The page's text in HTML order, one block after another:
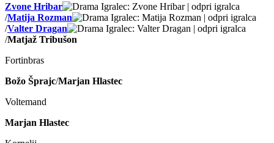
Zvone Hribar
/Matija Rozman
/Valter Dragan
/Matjaž Tribušon
Fortinbras
Božo Šprajc/Marjan Hlastec
Voltemand
Marjan Hlastec